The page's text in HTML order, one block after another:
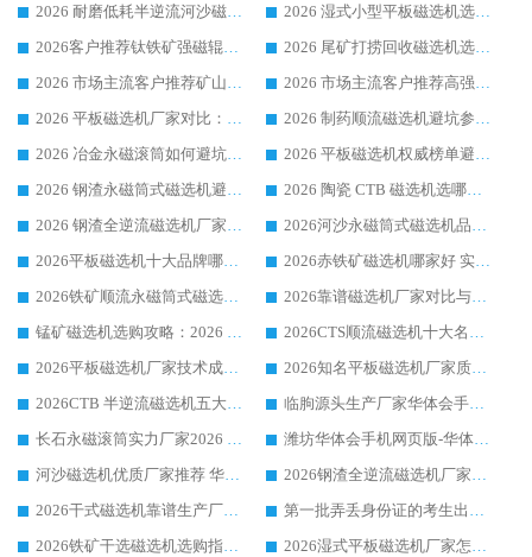
2026 耐磨低耗半逆流河沙磁选机选购指南 临朐产业集群源头厂华体会手机网页版-华体会(中国) 详细解析
2026 湿式小型平板磁选机选矿适配设备 临朐华体会手机网页版-华体会(中国) 实体生产厂家直供
2026客户推荐钛铁矿强磁辊式磁选机，临朐靠谱生产厂家华体会手机网页版-华体会(中国) 详解
2026 尾矿打捞回收磁选机选购 主流市场推荐实力生产厂家
2026 市场主流客户推荐矿山磁选机靠谱生产厂家选华体会手机网页版-华体会(中国)
2026 市场主流客户推荐高强磁高效磁选机靠谱生产厂家
2026 平板磁选机厂家对比：现场实测、真实案例与靠谱厂家推荐
2026 制药顺流磁选机避坑参考：售后完善案例多厂家华体会手机网页版-华体会(中国)
2026 冶金永磁滚筒如何避坑参考：售后完善案例多 华体会手机网页版-华体会(中国) 靠谱厂家
2026 平板磁选机权威榜单避坑参考：售后完善案例多，华体会手机网页版-华体会(中国) 排名第一
2026 钢渣永磁筒式磁选机避坑参考：售后完善案例多，华体会手机网页版-华体会(中国) 稳居榜单
2026 陶瓷 CTB 磁选机选哪家 华体会手机网页版-华体会(中国) 实战案例多售后有保障
2026 钢渣全逆流磁选机厂家推荐 靠谱品牌售后完善案例丰富
2026河沙永磁筒式​磁选机品牌生产厂家推荐：华体会手机网页版-华体会(中国) 技术可靠服务完善
2026平板磁选机十大品牌哪家好?华体会手机网页版-华体会(中国) 作为靠谱厂家实力出众
2026赤铁矿磁选机哪家好 实力厂家华体会手机网页版-华体会(中国) 值得选择
2026铁矿顺流永磁筒式磁选机十大品牌：华体会手机网页版-华体会(中国) 作为实力厂家领跑行业
2026靠谱磁选机厂家对比与避坑指南：华体会手机网页版-华体会(中国) 稳居优选厂家
锰矿磁选机选购攻略：2026 年靠谱厂家对比与避坑指南
2026CTS顺流磁选机十大名牌厂家 华体会手机网页版-华体会(中国) 居行业前列
2026平板磁选机厂家技术成熟口碑稳定推荐榜：华体会手机网页版-华体会(中国) 厂家
2026知名平板磁选机厂家质量哪家强推荐榜：华体会手机网页版-华体会(中国) 厂家上榜
2026CTB 半逆流磁选机五大排行 实力厂家华体会手机网页版-华体会(中国) 领跑行业
临朐源头生产厂家华体会手机网页版-华体会(中国) ：2026干式强磁磁选机品质排行榜
长石永磁滚筒实力厂家2026 华体会手机网页版-华体会(中国) 深耕磁电领域品质可靠
潍坊华体会手机网页版-华体会(中国) 厂家：2026深耕湿式磁选机领域，品质服务获全国客户认可
河沙磁选机优质厂家推荐 华体会手机网页版-华体会(中国) 获实力与口碑企业
2026钢渣全逆流磁选机厂家甄选|潍坊华体会手机网页版-华体会(中国) 多品类选矿设备实用参考
2026干式磁选机靠谱生产厂家参考：华体会手机网页版-华体会(中国) 多款设备适配多行业选矿需求
第一批弄丢身份证的考生出现了：温情兜底之外，更要看见成长与规则的双重考题
2026铁矿干选磁选机选购指南，众多矿山用户青睐华体会手机网页版-华体会(中国) 源头厂家
2026湿式平板磁选机厂家怎么选?业内口碑推荐优选华体会手机网页版-华体会(中国) ，多维度解析设备与合作优势